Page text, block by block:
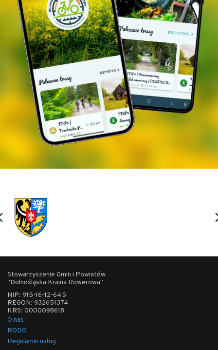
obecnie własność prywatna
Trzebicko| kościół drewniany z XVII w., ruiny
pałacu
GDZIE ZJEŚĆ? Polecamy MIEJSCA PRZYJAZNE
ROWERZYSTOM
Nowy Zamek | Restauracja "Hubertówka" (MPR)
Średzina | Zajazd "U Bartka" (MPR)
Grabownica | Restauracja Grabownica
Stowarzyszenie Gmin i Powiatów
"Dolnośląska Kraina Rowerowa"
NIP: 915-16-12-645
REGON: 932651374
KRS: 0000098618
O nas
RODO
Regulamin usług